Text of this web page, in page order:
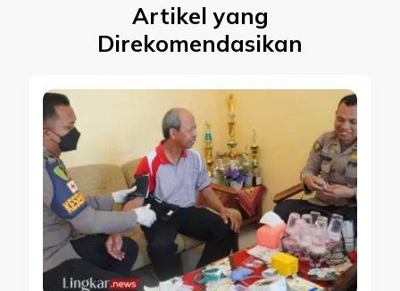
Artikel yang
Direkomendasikan